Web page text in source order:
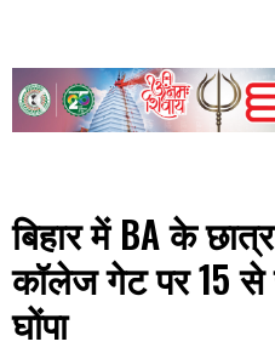
बिहार में BA के
कॉलेज गेट पर 15 से
घोंपा